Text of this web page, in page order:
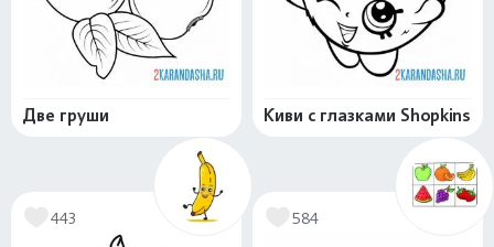
Две груши Киви с глазками Shopkins
443 584